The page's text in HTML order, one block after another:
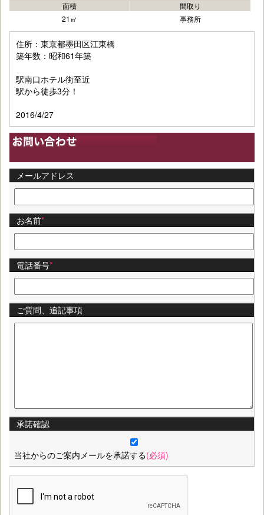
面積
21㎡
間取り
事務所
住所：東京都墨田区江東橋
築年数：昭和61年築
駅南口ホテル街至近
駅から徒歩3分！
2016/4/27
メールアドレス
お名前*
電話番号*
ご質問、追記事項
承諾確認
当社からのご案内メールを承諾する(必須)